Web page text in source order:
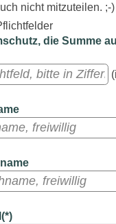
nicht mitzuteilen. ;-)
die Summe